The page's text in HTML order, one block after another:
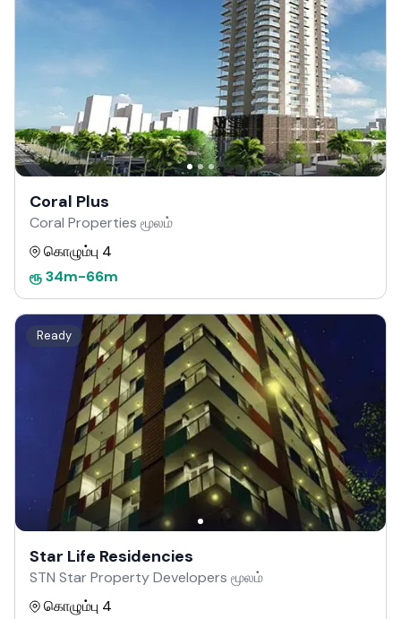
Coral Plus
Coral Properties மூலம்
கொழும்பு 4
ரூ34m-66m
Ready
Star Life Residencies
STN Star Property Developers மூலம்
கொழும்பு 4